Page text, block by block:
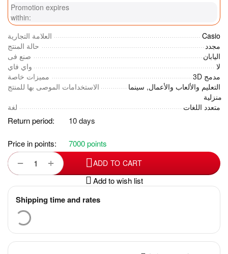
Promotion expires
within:
العلامة التجارية
Casio
حالة المنتج
مجدد
صنع فى
اليابان
واي فاي
لا
مميزات خاصة
3D مدمج
الاستخدامات الموصى بها للمنتج
التعليم والألعاب والأعمال, سينما
منزلية
لغة
متعدد اللغات
Return period: 10 days
Price in points: 7000 points
+
− ADD TO CART
Add to wish list
Shipping time and rates